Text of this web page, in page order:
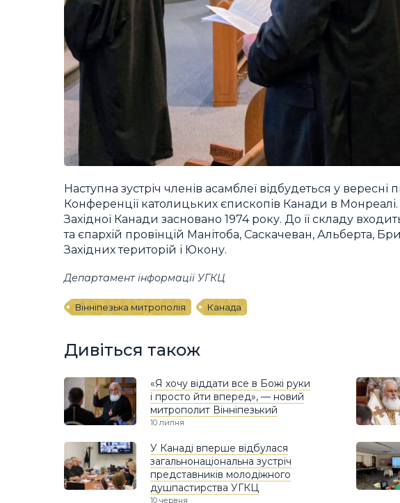
Наступна зустріч членів асамблеї відбудеться у вересні
Конференції католицьких єпископів Канади в
Західної Канади засновано 1974 року. До її складу
та єпархій провінцій Манітоба, Саскачеван, Альберта,
Західних територій і Юкону.
Департамент інформації УГКЦ
Вінніпезька митрополія Канада
Дивіться також
«Я хочу віддати все в Божі руки
і просто йти вперед», — новий
митрополит Вінніпезький
10 липня
У Канаді вперше відбулася
загальнонаціональна зустріч
представників молодіжного
душпастирства УГКЦ
10 червня